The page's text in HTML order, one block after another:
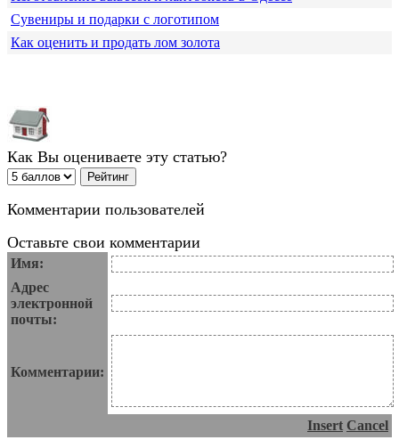
Сувениры и подарки с логотипом
Как оценить и продать лом золота
Как Вы оцениваете эту статью?
Комментарии пользователей
Оставьте свои комментарии
Имя:
Адрес
электронной
почты:
Комментарии:
Insert Cancel